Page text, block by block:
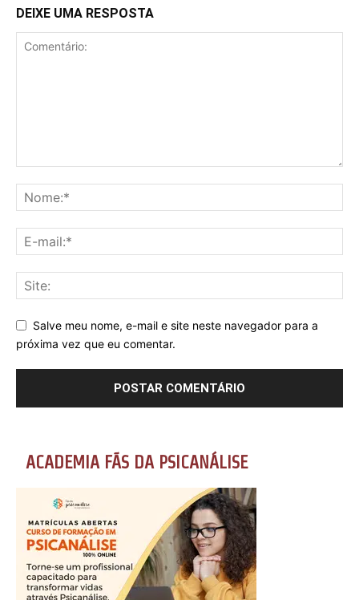
DEIXE UMA RESPOSTA
Salve meu nome, e-mail e site neste navegador para a
próxima vez que eu comentar.
ACADEMIA FÃS DA PSICANÁLISE